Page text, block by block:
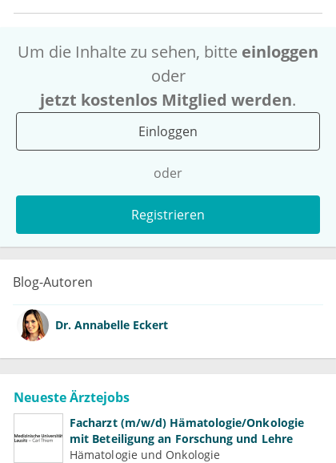
Um die Inhalte zu sehen, bitte einloggen
oder
jetzt kostenlos Mitglied werden.
Einloggen
oder
Registrieren
Blog-Autoren
Dr. Annabelle Eckert
Neueste Ärztejobs
Facharzt (m/w/d) Hämatologie/Onkologie
mit Beteiligung an Forschung und Lehre
Hämatologie und Onkologie